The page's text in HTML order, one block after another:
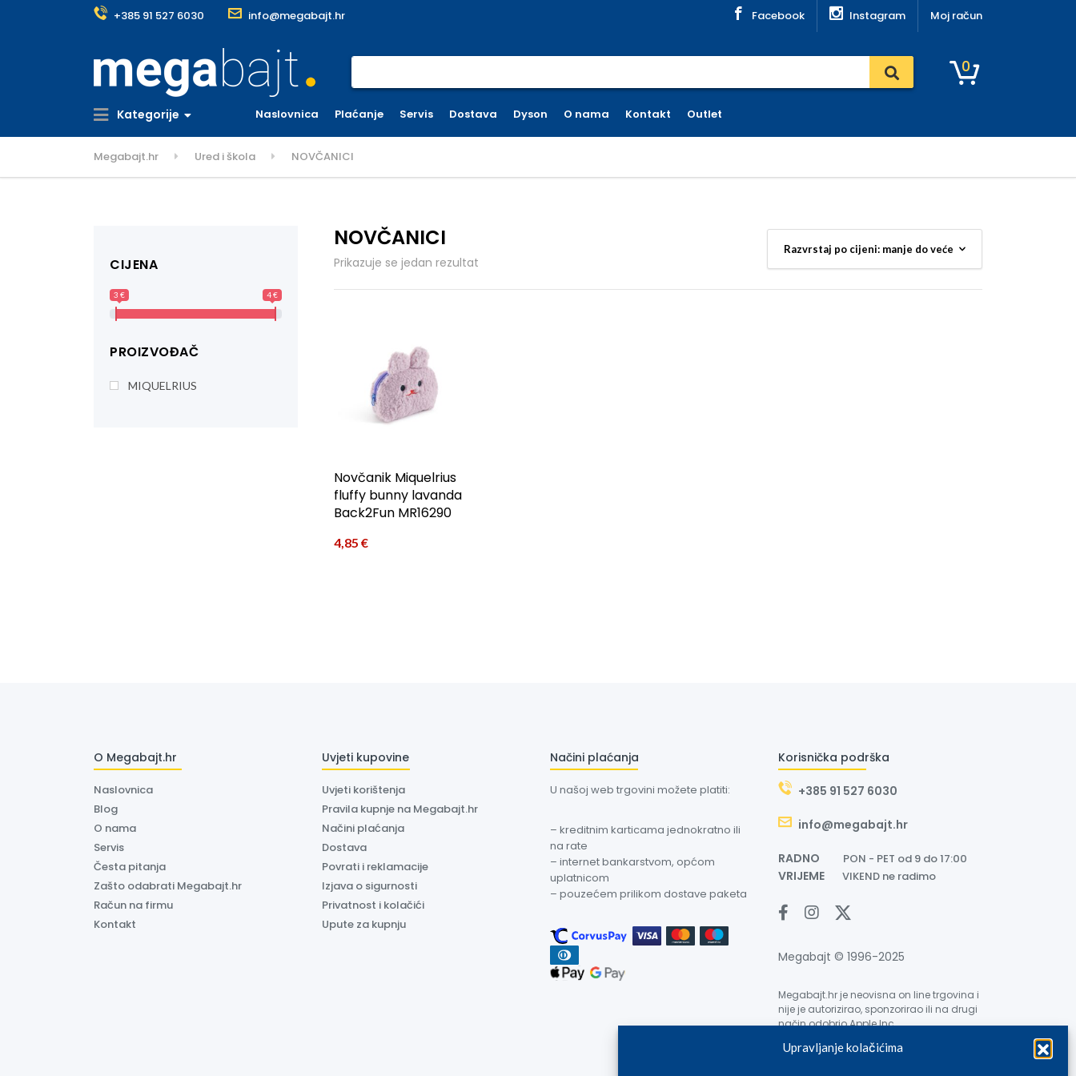
Upravljanje kolačićima
+385 91 527 6030 info@megabajt.hr Facebook Instagram Moj račun
0
Kategorije Naslovnica Plaćanje Servis Dostava Dyson O nama Kontakt Outlet
Megabajt.hr Ured i škola NOVČANICI
NOVČANICI
Prikazuje se jedan rezultat
Novčanik Miquelrius
fluffy bunny lavanda
Back2Fun MR16290
4,85 €
CIJENA
3 € 4 €
PROIZVOĐAČ
MIQUELRIUS
O Megabajt.hr
Naslovnica
Blog
O nama
Servis
Česta pitanja
Zašto odabrati Megabajt.hr
Račun na firmu
Kontakt
Uvjeti kupovine
Uvjeti korištenja
Pravila kupnje na Megabajt.hr
Načini plaćanja
Dostava
Povrati i reklamacije
Izjava o sigurnosti
Privatnost i kolačići
Upute za kupnju
Načini plaćanja
U našoj web trgovini možete platiti:
– kreditnim karticama jednokratno ili
na rate
– internet bankarstvom, općom
uplatnicom
– pouzećem prilikom dostave paketa
Korisnička podrška
+385 91 527 6030
info@megabajt.hr
RADNO PON - PET od 9 do 17:00
VRIJEME VIKEND ne radimo
Megabajt © 1996-2025
Megabajt.hr je neovisna on line trgovina i
nije je autorizirao, sponzorirao ili na drugi
način odobrio Apple Inc.